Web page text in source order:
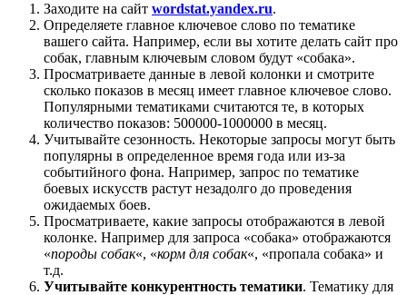
Заходите на сайт wordstat.yandex.ru.
Определяете главное ключевое слово по тематике
вашего сайта. Например, если вы хотите делать сайт про
собак, главным ключевым словом будут «собака».
Просматриваете данные в левой колонки и смотрите
сколько показов в месяц имеет главное ключевое слово.
Популярными тематиками считаются те, в которых
количество показов: 500000-1000000 в месяц.
Учитывайте сезонность. Некоторые запросы могут быть
популярны в определенное время года или из-за
событийного фона. Например, запрос по тематике
боевых искусств растут незадолго до проведения
ожидаемых боев.
Просматриваете, какие запросы отображаются в левой
колонке. Например для запроса «собака» отображаются
«породы собак«, «корм для собак«, «пропала собака» и
т.д.
Учитывайте конкурентность тематики. Тематику для